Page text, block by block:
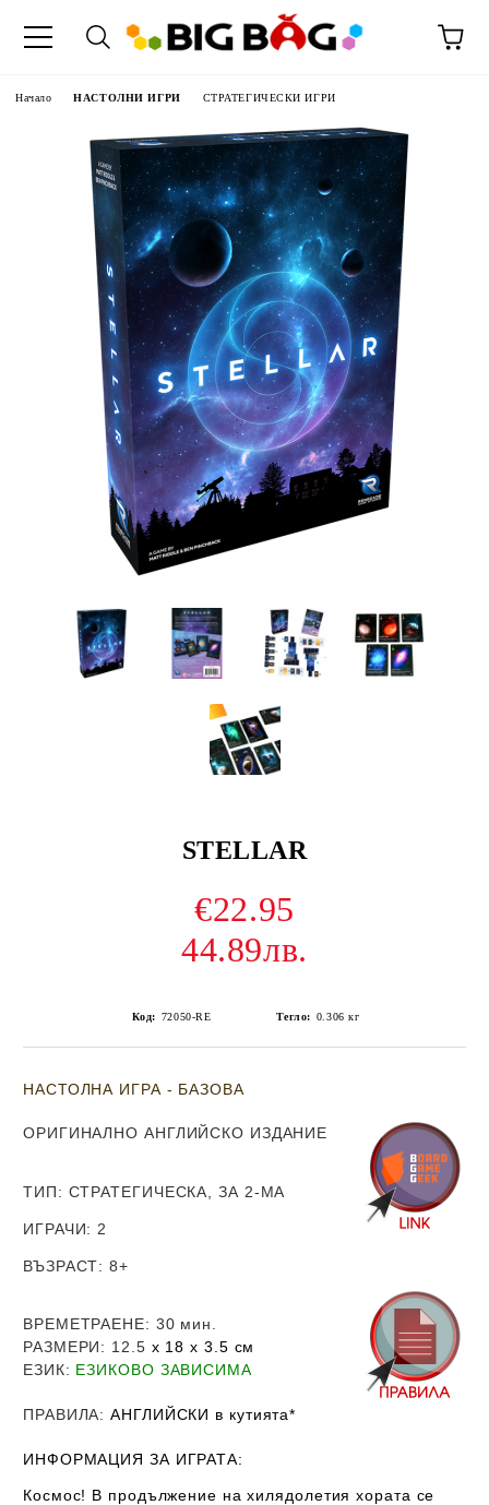
Начало НАСТОЛНИ ИГРИ СТРАТЕГИЧЕСКИ ИГРИ
STELLAR
€22.95
44.89лв.
Код: 72050-RE Тегло: 0.306 кг
НАСТОЛНА ИГРА - БАЗОВА
ОРИГИНАЛНО АНГЛИЙСКО ИЗДАНИЕ
ТИП: СТРАТЕГИЧЕСКА, ЗА 2-МА
ИГРАЧИ: 2
ВЪЗРАСТ: 8+
ВРЕМЕТРАЕНЕ: 30 мин.
РАЗМЕРИ: 12.5 х 18 х 3.5 см
ЕЗИК: ЕЗИКОВО ЗАВИСИМА
ПРАВИЛА: АНГЛИЙСКИ в кутията*
ИНФОРМАЦИЯ ЗА ИГРАТА:
Космос! В продължение на хилядолетия хората се